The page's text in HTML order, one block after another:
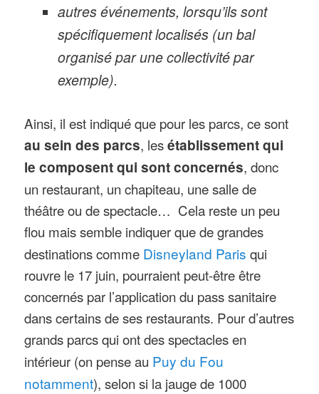
autres événements, lorsqu’ils sont
spécifiquement localisés (un bal
organisé par une collectivité par
exemple).
Ainsi, il est indiqué que pour les parcs, ce sont
au sein des parcs, lesétablissement qui
le composent qui sont concernés, donc
un restaurant, un chapiteau, une salle de
théâtre ou de spectacle… Cela reste un peu
flou mais semble indiquer que de grandes
destinations comme Disneyland Paris qui
rouvre le 17 juin, pourraient peut-être être
concernés par l’application du pass sanitaire
dans certains de ses restaurants. Pour d’autres
grands parcs qui ont des spectacles en
intérieur (on pense au Puy du Fou
notamment), selon si la jauge de 1000